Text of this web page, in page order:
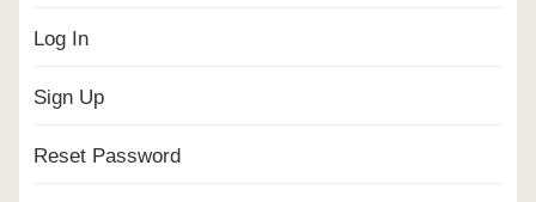
Log In
Sign Up
Reset Password